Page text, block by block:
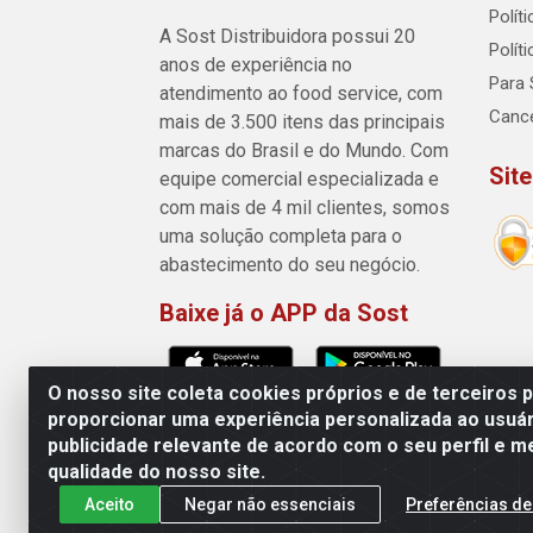
O nosso site coleta cookies próprios e de terceiros
proporcionar uma experiência personalizada ao
publicidade relevante de acordo com o seu perfil e
qualidade do nosso site.
Aceito Negar não essenciais Preferências
A Sost Distribuidora possui 20
anos de experiência no
atendimento ao food service, com
mais de 3.500 itens das principais
marcas do Brasil e do Mundo. Com
equipe comercial especializada e
com mais de 4 mil clientes, somos
uma solução completa para o
abastecimento do seu negócio.
Baixe já o APP da Sost
Para
Sost Distribuidora - Rua